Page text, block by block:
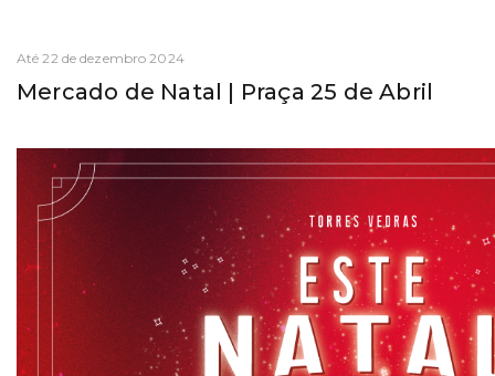
Até 22 de dezembro 2024
Mercado de Natal | Praça 25 de Abril